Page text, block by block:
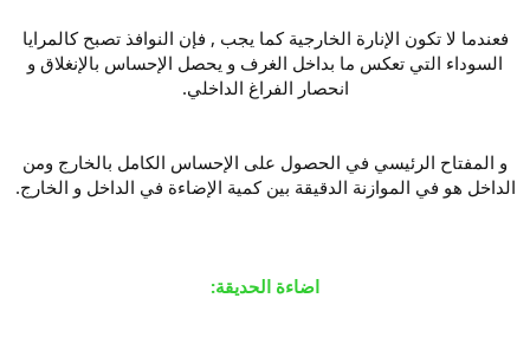
فعندما لا تكون الإنارة الخارجية كما يجب , فإن النوافذ تصبح كالمرايا
السوداء التي تعكس ما بداخل الغرف و يحصل الإحساس بالإنغلاق و
انحصار الفراغ الداخلي.
و المفتاح الرئيسي في الحصول على الإحساس الكامل بالخارج ومن
الداخل هو في الموازنة الدقيقة بين كمية الإضاءة في الداخل و الخارج.
اضاءة الحديقة: